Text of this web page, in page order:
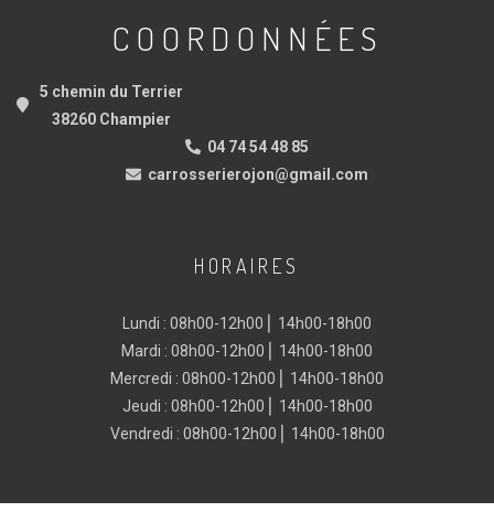
COORDONNÉES
5 chemin du Terrier
38260 Champier
04 74 54 48 85
carrosserierojon@gmail.com
HORAIRES
Lundi : 08h00-12h00 ⎜ 14h00-18h00
Mardi : 08h00-12h00 ⎜ 14h00-18h00
Mercredi : 08h00-12h00 ⎜ 14h00-18h00
Jeudi : 08h00-12h00 ⎜ 14h00-18h00
Vendredi : 08h00-12h00 ⎜ 14h00-18h00